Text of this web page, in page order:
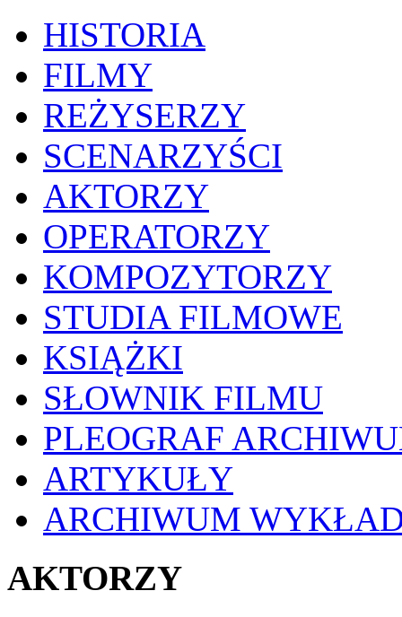
HISTORIA
FILMY
REŻYSERZY
SCENARZYŚCI
AKTORZY
OPERATORZY
KOMPOZYTORZY
STUDIA FILMOWE
KSIĄŻKI
SŁOWNIK FILMU
PLEOGRAF
ARTYKUŁY
ARCHIWUM
AKTORZY